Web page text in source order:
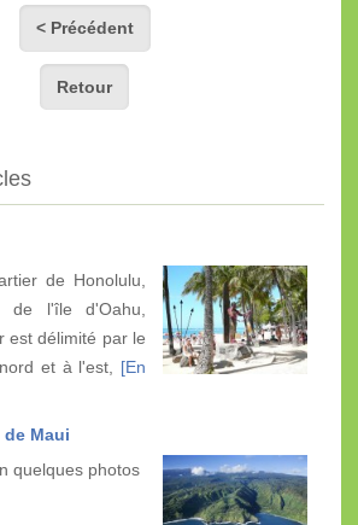
< Précédent
Retour
de Honolulu,
l'île d'Oahu,
est délimité par le
et à l'est, [En
de Maui
quelques photos